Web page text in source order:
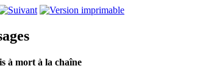
à mort à la chaîne